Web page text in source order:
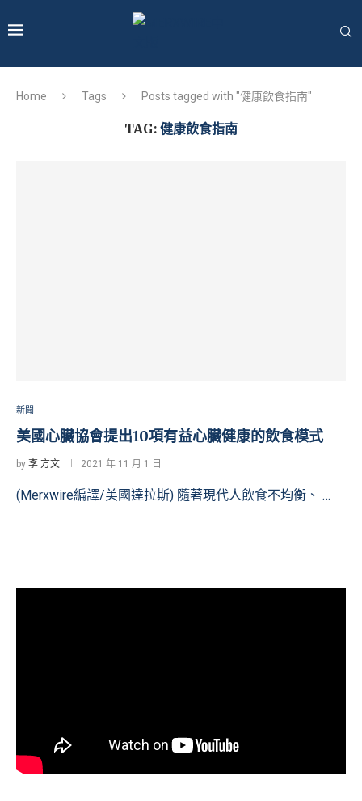
Home Tags Posts tagged with "健康飲食指南"
TAG: 健康飲食指南
新聞
美國心臟協會提出10項有益心臟健康的飲食模式
by 李 方文 2021 年 11 月 1 日
(Merxwire編譯/美國達拉斯) 隨著現代人飲食不均衡、 …